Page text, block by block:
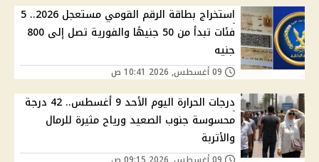
استخراج بطاقة الرقم القومي مستعجل 2026.. 5
فئات تبدأ من 50 جنيهًا والفورية تصل إلى 800
جنيه
درجات الحرارة اليوم الأحد 9 أغسطس.. 42 درجة
محسوسة جنوب الصعيد ورياح مثيرة للرمال
والأتربة